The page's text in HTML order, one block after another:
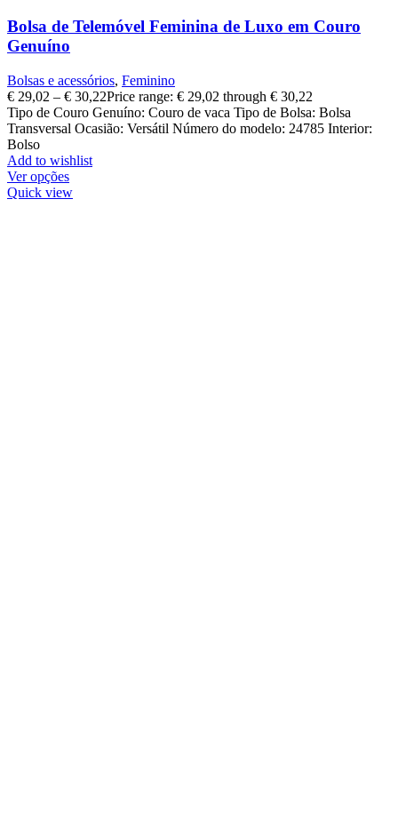
Bolsa de Telemóvel Feminina de Luxo em Couro
Genuíno
Bolsas e acessórios, Feminino
€ 29,02 – € 30,22Price range: € 29,02 through € 30,22
Tipo de Couro Genuíno: Couro de vaca Tipo de Bolsa: Bolsa
Transversal Ocasião: Versátil Número do modelo: 24785 Interior:
Bolso
Add to wishlist
Ver opções
Quick view